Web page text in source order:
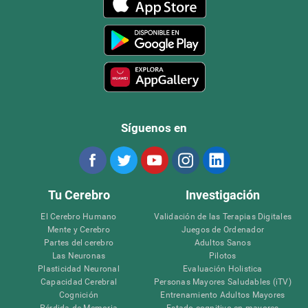
Síguenos en
Tu Cerebro
El Cerebro Humano
Mente y Cerebro
Partes del cerebro
Las Neuronas
Plasticidad Neuronal
Capacidad Cerebral
Cognición
Investigación
Validación de las Terapias Digitales
Juegos de Ordenador
Adultos Sanos
Pilotos
Evaluación Holistica
Personas Mayores Saludables (iTV)
Entrenamiento Adultos Mayores